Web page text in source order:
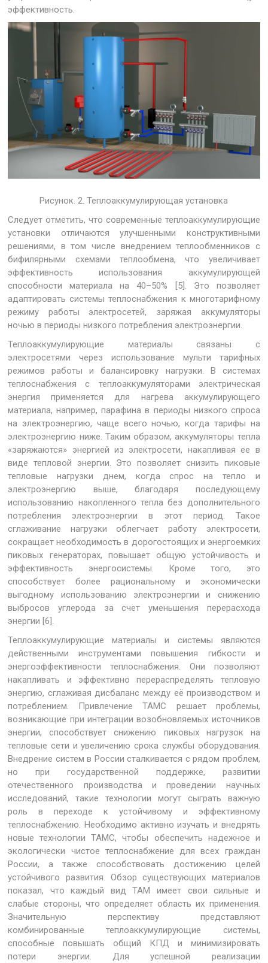
эффективность.
Рисунок. 2. Теплоаккумулирующая установка
Следует отметить, что современные теплоаккумулирующие
установки отличаются улучшенными конструктивными
решениями, в том числе внедрением теплообменников с
бифилярными схемами теплообмена, что увеличивает
эффективность использования аккумулирующей
способности материала на 40–50% [5]. Это позволяет
адаптировать системы теплоснабжения к многотарифному
режиму работы электросетей, заряжая аккумуляторы
ночью в периоды низкого потребления электроэнергии.
Теплоаккумулирующие материалы связаны с
электросетями через использование мульти тарифных
режимов работы и балансировку нагрузки. В системах
теплоснабжения с теплоаккумуляторами электрическая
энергия применяется для нагрева аккумулирующего
материала, например, парафина в периоды низкого спроса
на электроэнергию, чаще всего ночью, когда тарифы на
электроэнергию ниже. Таким образом, аккумуляторы тепла
«заряжаются» энергией из электросети, накапливая ее в
виде тепловой энергии. Это позволяет снизить пиковые
тепловые нагрузки днем, когда спрос на тепло и
электроэнергию выше, благодаря последующему
использованию накопленного тепла без дополнительного
потребления электроэнергии в этот период. Такое
сглаживание нагрузки облегчает работу электросети,
сокращает необходимость в дорогостоящих и энергоемких
пиковых генераторах, повышает общую устойчивость и
эффективность энергосистемы. Кроме того, это
способствует более рациональному и экономически
выгодному использованию электроэнергии и снижению
выбросов углерода за счет уменьшения перерасхода
энергии [6].
Теплоаккумулирующие материалы и системы являются
действенными инструментами повышения гибкости и
энергоэффективности теплоснабжения. Они позволяют
накапливать и эффективно перераспределять тепловую
энергию, сглаживая дисбаланс между её производством и
потреблением. Привлечение ТАМС решает проблемы,
возникающие при интеграции возобновляемых источников
энергии, способствует снижению пиковых нагрузок на
тепловые сети и увеличению срока службы оборудования.
Внедрение систем в России сталкивается с рядом проблем,
но при государственной поддержке, развитии
отечественного производства и проведении научных
исследований, такие технологии могут сыграть важную
роль в переходе к устойчивому и эффективному
теплоснабжению. Необходимо активно изучать и внедрять
новые технологии ТАМС, чтобы обеспечить надежное и
экологически чистое теплоснабжение для всех граждан
России, а также способствовать достижению целей
устойчивого развития. Обзор существующих материалов
показал, что каждый вид ТАМ имеет свои сильные и
слабые стороны, что определяет область их применения.
Значительную перспективу представляют
комбинированные теплоаккумулирующие системы,
способные повышать общий КПД и минимизировать
потери энергии. Для успешной реализации